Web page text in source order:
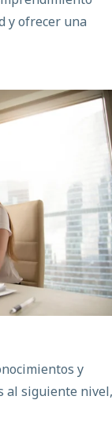
y ofrecer una
y
al siguiente nivel,